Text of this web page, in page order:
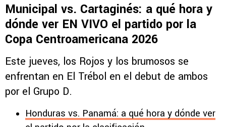
Municipal vs. Cartaginés: a qué hora y
dónde ver EN VIVO el partido por la
Copa Centroamericana 2026
Este jueves, los Rojos y los brumosos se
enfrentan en El Trébol en el debut de ambos
por el Grupo D.
Honduras vs. Panamá: a qué hora y dónde ver